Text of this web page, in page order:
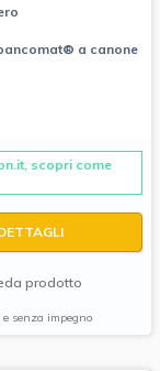
a canone
scopri come
prodotto
e senza impegno